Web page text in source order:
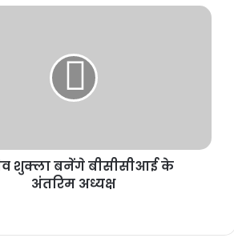
शुक्ला बनेंगे बीसीसीआई के
अंतरिम अध्यक्ष